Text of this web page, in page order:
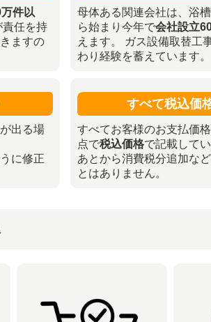
件以
責任を持
ますの
母体ある関連会社は、浴
ら始まり今年で会社設立
えます。 ガス設備取替工
わり経験を蓄えています。
出る場
に修正
すべて税込価
すべてお客様のお支払価
点で税込価格で記載してい
あとから消費税分追加な
とはありません。